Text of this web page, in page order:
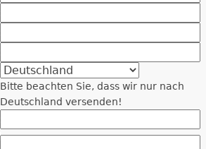
Bitte beachten Sie, dass wir nur nach
Deutschland versenden!